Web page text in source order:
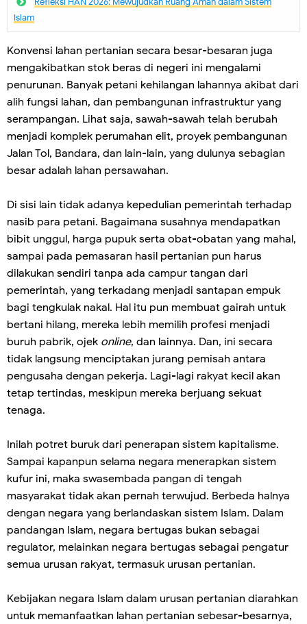
Islam
Konvensi lahan pertanian secara besar-besaran juga
mengakibatkan stok beras di negeri ini mengalami
penurunan. Banyak petani kehilangan lahannya akibat dari
alih fungsi lahan, dan pembangunan infrastruktur yang
serampangan. Lihat saja, sawah-sawah telah berubah
menjadi komplek perumahan elit, proyek pembangunan
Jalan Tol, Bandara, dan lain-lain, yang dulunya sebagian
besar adalah lahan persawahan.
Di sisi lain tidak adanya kepedulian pemerintah terhadap
nasib para petani. Bagaimana susahnya mendapatkan
bibit unggul, harga pupuk serta obat-obatan yang mahal,
sampai pada pemasaran hasil pertanian pun harus
dilakukan sendiri tanpa ada campur tangan dari
pemerintah, yang terkadang menjadi santapan empuk
bagi tengkulak nakal. Hal itu pun membuat gairah untuk
bertani hilang, mereka lebih memilih profesi menjadi
buruh pabrik, ojek online, dan lainnya. Dan, ini secara
tidak langsung menciptakan jurang pemisah antara
pengusaha dengan pekerja. Lagi-lagi rakyat kecil akan
tetap tertindas, meskipun mereka berjuang sekuat
tenaga.
Inilah potret buruk dari penerapan sistem kapitalisme.
Sampai kapanpun selama negara menerapkan sistem
kufur ini, maka swasembada pangan di tengah
masyarakat tidak akan pernah terwujud. Berbeda halnya
dengan negara yang berlandaskan sistem Islam. Dalam
pandangan Islam, negara bertugas bukan sebagai
regulator, melainkan negara bertugas sebagai pengatur
semua urusan rakyat, termasuk urusan pertanian.
Kebijakan negara Islam dalam urusan pertanian diarahkan
untuk memanfaatkan lahan pertanian sebesar-besarnya,